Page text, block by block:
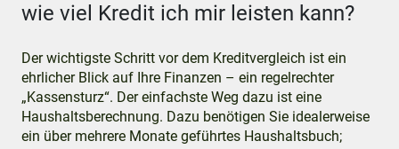
wie viel Kredit ich mir leisten kann?
Der wichtigste Schritt vor dem Kreditvergleich ist ein
ehrlicher Blick auf Ihre Finanzen – ein regelrechter
„Kassensturz“. Der einfachste Weg dazu ist eine
Haushaltsberechnung. Dazu benötigen Sie idealerweise
ein über mehrere Monate geführtes Haushaltsbuch;